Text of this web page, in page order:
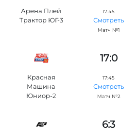
Арена Плей
Трактор ЮГ-3
17:45
Смотреть
Матч №1
17:0
Красная
Машина
Юниор-2
17:45
Смотреть
Матч №2
6:3